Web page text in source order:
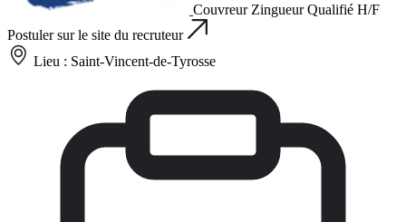
Couvreur Zingueur Qualifié H/F
Postuler sur le site du recruteur
Lieu : Saint-Vincent-de-Tyrosse